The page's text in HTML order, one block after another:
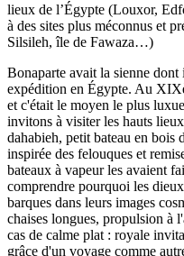
lieux de l’Égypte (Louxor,
à des sites plus méconnus et
Silsileh, île de Fawaza…)
Bonaparte avait la sienne
expédition en Égypte. Au
et c'était le moyen le plus
invitons à visiter les hauts
dahabieh, petit bateau en bois
inspirée des felouques et
bateaux à vapeur les avaient
comprendre pourquoi les
barques dans leurs images
chaises longues, propulsion à
cas de calme plat : royale
grâce d'un voyage comme